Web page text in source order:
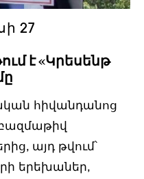
27
է «Կրեսենթ
հիվանդանոց
այդ թվում՝
երեխաներ,